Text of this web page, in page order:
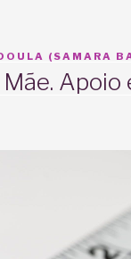
(SAMARA